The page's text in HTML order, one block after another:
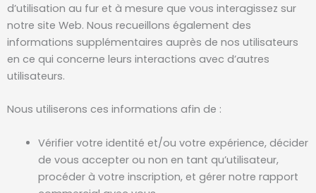
d’utilisation au fur et à mesure que vous interagissez sur
notre site Web. Nous recueillons également des
informations supplémentaires auprès de nos utilisateurs
en ce qui concerne leurs interactions avec d’autres
utilisateurs.
Nous utiliserons ces informations afin de :
Vérifier votre identité et/ou votre expérience, décider
de vous accepter ou non en tant qu’utilisateur,
procéder à votre inscription, et gérer notre rapport